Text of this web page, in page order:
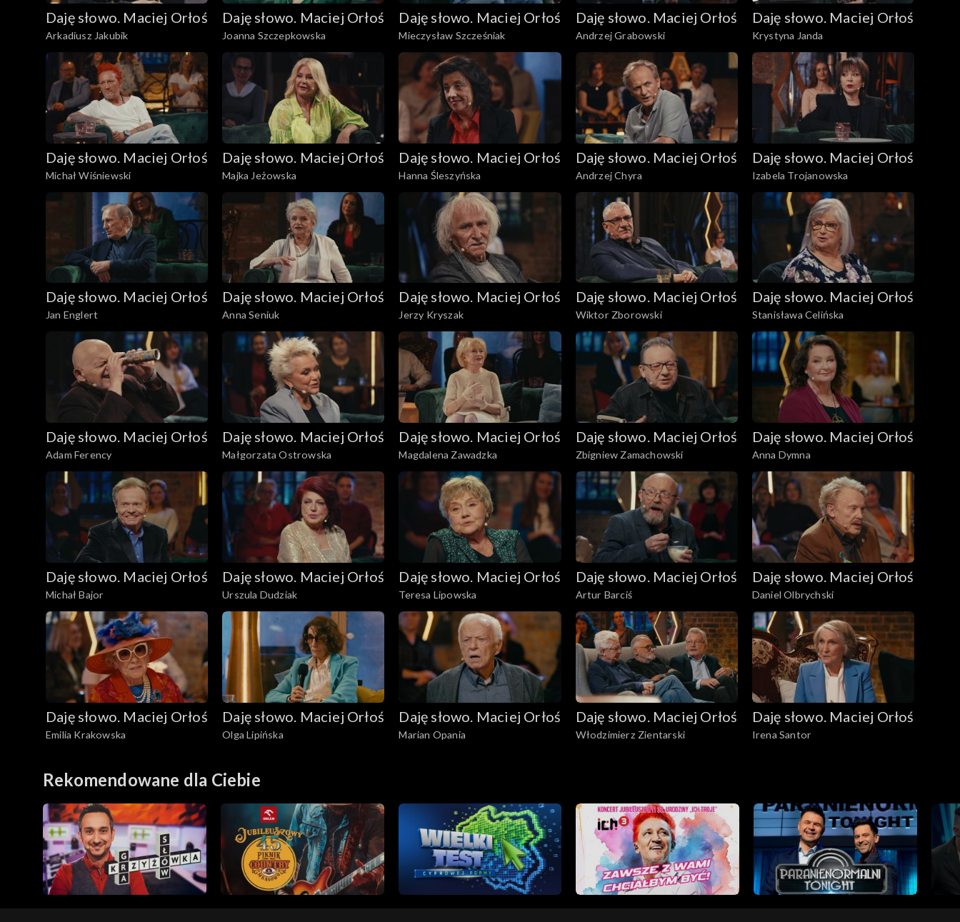
Daję słowo. Maciej Orłoś
Arkadiusz Jakubik
Daję słowo. Maciej Orłoś
Joanna Szczepkowska
Daję słowo. Maciej Orłoś
Mieczysław Szcześniak
Daję słowo. Maciej Orłoś
Andrzej Grabowski
Daję słowo. Maciej Orłoś
Krystyna Janda
Daję słowo. Maciej Orłoś
Michał Wiśniewski
Daję słowo. Maciej Orłoś
Majka Jeżowska
Daję słowo. Maciej Orłoś
Hanna Śleszyńska
Daję słowo. Maciej Orłoś
Andrzej Chyra
Daję słowo. Maciej Orłoś
Izabela Trojanowska
Daję słowo. Maciej Orłoś
Jan Englert
Daję słowo. Maciej Orłoś
Anna Seniuk
Daję słowo. Maciej Orłoś
Jerzy Kryszak
Daję słowo. Maciej Orłoś
Wiktor Zborowski
Daję słowo. Maciej Orłoś
Stanisława Celińska
Daję słowo. Maciej Orłoś
Adam Ferency
Daję słowo. Maciej Orłoś
Małgorzata Ostrowska
Daję słowo. Maciej Orłoś
Magdalena Zawadzka
Daję słowo. Maciej Orłoś
Zbigniew Zamachowski
Daję słowo. Maciej Orłoś
Anna Dymna
Daję słowo. Maciej Orłoś
Michał Bajor
Daję słowo. Maciej Orłoś
Urszula Dudziak
Daję słowo. Maciej Orłoś
Teresa Lipowska
Daję słowo. Maciej Orłoś
Artur Barciś
Daję słowo. Maciej Orłoś
Daniel Olbrychski
Daję słowo. Maciej Orłoś
Emilia Krakowska
Daję słowo. Maciej Orłoś
Olga Lipińska
Daję słowo. Maciej Orłoś
Marian Opania
Daję słowo. Maciej Orłoś
Włodzimierz Zientarski
Daję słowo. Maciej Orłoś
Irena Santor
Rekomendowane dla Ciebie